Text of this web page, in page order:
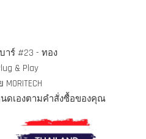
บาร์ #23 - ทอง
& Play
นดเองตามคำสั่งซื้อของคุณ